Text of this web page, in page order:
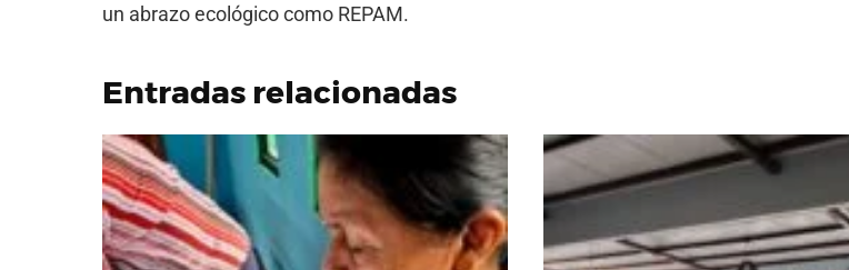
un abrazo ecológico como REPAM.
Entradas relacionadas